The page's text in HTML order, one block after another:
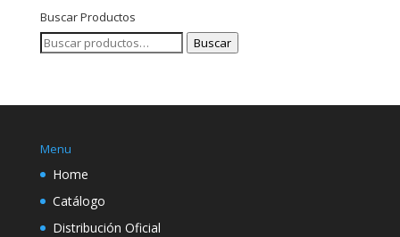
Buscar Productos
Buscar
Buscar
Menu
Home
Catálogo
Distribución Oficial